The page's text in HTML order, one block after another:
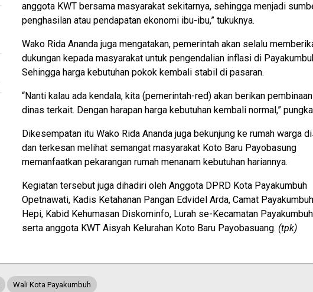
anggota KWT bersama masyarakat sekitarnya, sehingga menjadi
penghasilan atau pendapatan ekonomi ibu-ibu,” tukuknya.
Wako Rida Ananda juga mengatakan, pemerintah akan selalu
dukungan kepada masyarakat untuk pengendalian inflasi di
Sehingga harga kebutuhan pokok kembali stabil di pasaran.
“Nanti kalau ada kendala, kita (pemerintah-red) akan berikan
dinas terkait. Dengan harapan harga kebutuhan kembali normal,”
Dikesempatan itu Wako Rida Ananda juga bekunjung ke rumah warga
dan terkesan melihat semangat masyarakat Koto Baru Payobasung
memanfaatkan pekarangan rumah menanam kebutuhan hariannya.
Kegiatan tersebut juga dihadiri oleh Anggota DPRD Kota Payakumbuh
Opetnawati, Kadis Ketahanan Pangan Edvidel Arda, Camat
Hepi, Kabid Kehumasan Diskominfo, Lurah se-Kecamatan
serta anggota KWT Aisyah Kelurahan Koto Baru Payobasuang. (tpk)
Wali Kota Payakumbuh